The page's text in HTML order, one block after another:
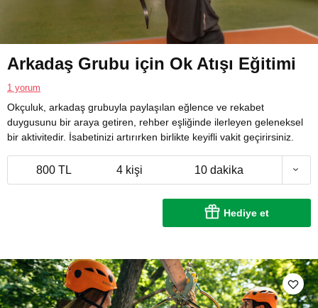
Arkadaş Grubu için Ok Atışı Eğitimi
1 yorum
Okçuluk, arkadaş grubuyla paylaşılan eğlence ve rekabet
duygusunu bir araya getiren, rehber eşliğinde ilerleyen geleneksel
bir aktivitedir. İsabetinizi artırırken birlikte keyifli vakit geçirirsiniz.
800 TL 4 kişi 10 dakika
Hediye et